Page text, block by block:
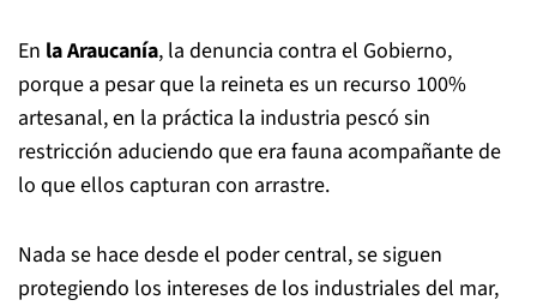
En la Araucanía, la denuncia contra el Gobierno,
porque a pesar que la reineta es un recurso 100%
artesanal, en la práctica la industria pescó sin
restricción aduciendo que era fauna acompañante de
lo que ellos capturan con arrastre.
Nada se hace desde el poder central, se siguen
protegiendo los intereses de los industriales del mar,